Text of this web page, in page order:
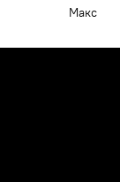
Макс